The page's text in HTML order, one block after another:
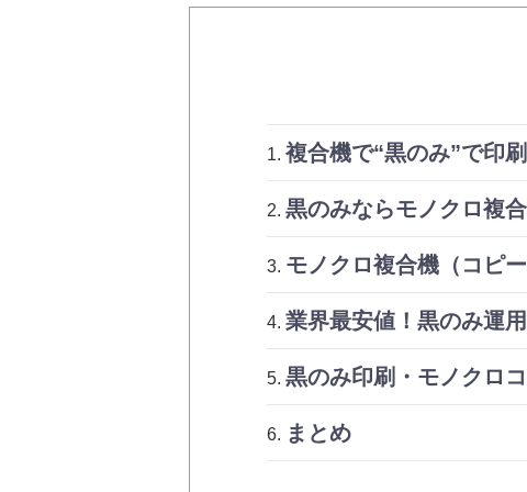
複合機で“黒のみ”で印
黒のみならモノクロ複
モノクロ複合機（コピ
業界最安値！黒のみ運
黒のみ印刷・モノクロ
まとめ